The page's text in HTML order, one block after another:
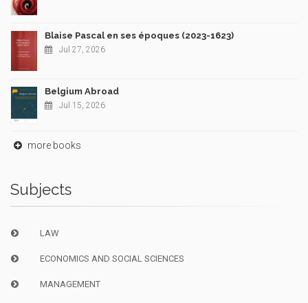
Blaise Pascal en ses époques (2023-1623)
Jul 27, 2026
Belgium Abroad
Jul 15, 2026
more books
Subjects
LAW
ECONOMICS AND SOCIAL SCIENCES
MANAGEMENT